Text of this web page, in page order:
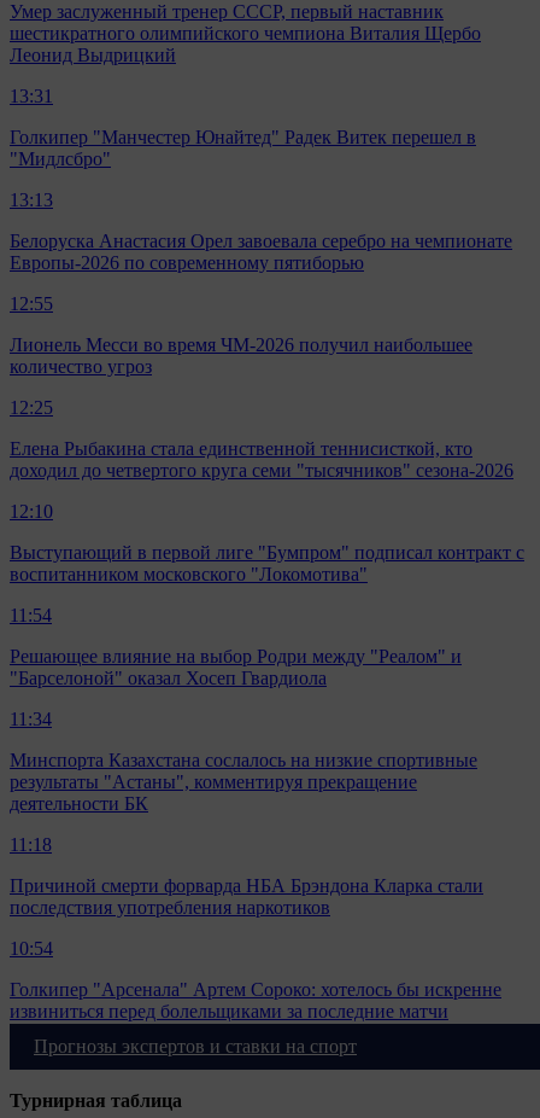
Умер заслуженный тренер СССР, первый наставник
шестикратного олимпийского чемпиона Виталия Щербо
Леонид Выдрицкий
13:31
Голкипер "Манчестер Юнайтед" Радек Витек перешел в
"Мидлсбро"
13:13
Белоруска Анастасия Орел завоевала серебро на чемпионате
Европы-2026 по современному пятиборью
12:55
Лионель Месси во время ЧМ-2026 получил наибольшее
количество угроз
12:25
Елена Рыбакина стала единственной теннисисткой, кто
доходил до четвертого круга семи "тысячников" сезона-2026
12:10
Выступающий в первой лиге "Бумпром" подписал контракт с
воспитанником московского "Локомотива"
11:54
Решающее влияние на выбор Родри между "Реалом" и
"Барселоной" оказал Хосеп Гвардиола
11:34
Минспорта Казахстана сослалось на низкие спортивные
результаты "Астаны", комментируя прекращение
деятельности БК
11:18
Причиной смерти форварда НБА Брэндона Кларка стали
последствия употребления наркотиков
10:54
Голкипер "Арсенала" Артем Сороко: хотелось бы искренне
извиниться перед болельщиками за последние матчи
Больше новостей
Турнирная таблица
Прогнозы экспертов и ставки на спорт